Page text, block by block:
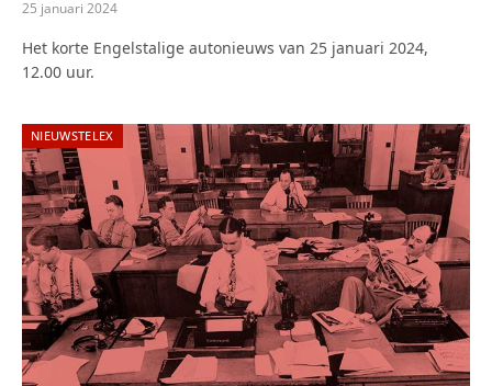
25 januari 2024
Het korte Engelstalige autonieuws van 25 januari 2024,
12.00 uur.
NIEUWSTELEX